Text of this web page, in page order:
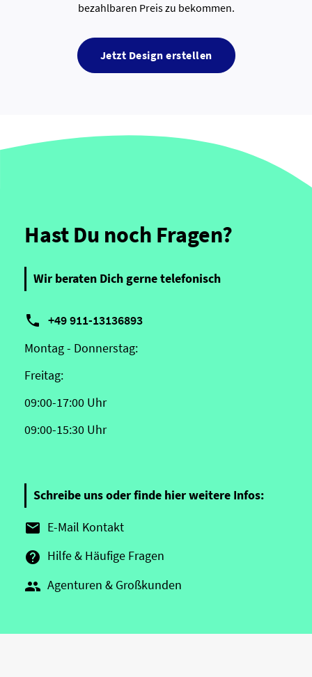
bezahlbaren Preis zu bekommen.
Jetzt Design erstellen
Hast Du noch Fragen?
Wir beraten Dich gerne telefonisch
 +49 911-13136893
Montag - Donnerstag:
Freitag:
09:00-17:00 Uhr
09:00-15:30 Uhr
Schreibe uns oder finde hier weitere Infos:
 E-Mail Kontakt
 Hilfe & Häufige Fragen
 Agenturen & Großkunden